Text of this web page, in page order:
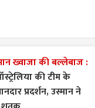
ख्वाजा की बल्लेबाज :
की टीम के
प्रदर्शन, उस्मान ने